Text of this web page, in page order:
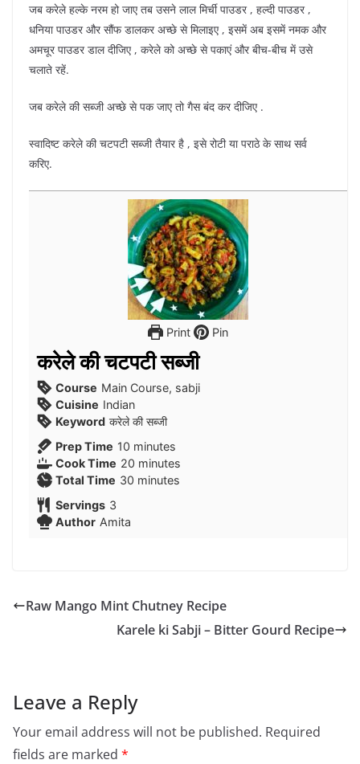
जब करेले हल्के नरम हो जाए तब उसने लाल मिर्ची पाउडर , हल्दी पाउडर ,
धनिया पाउडर और सौंफ डालकर अच्छे से मिलाइए , इसमें अब इसमें नमक और
अमचूर पाउडर डाल दीजिए , करेले को अच्छे से पकाएं और बीच-बीच में उसे
चलाते रहें.
जब करेले की सब्जी अच्छे से पक जाए तो गैस बंद कर दीजिए .
स्वादिष्ट करेले की चटपटी सब्जी तैयार है , इसे रोटी या पराठे के साथ सर्व
करिए.
Print Pin
करेले की चटपटी सब्जी
Course Main Course, sabji
Cuisine Indian
Keyword करेले की सब्जी
Prep Time 10 minutes
minutes
Cook Time 20 minutes
minutes
Total Time 30 minutes
minutes
Servings 3
Author Amita
Raw Mango Mint Chutney Recipe
Karele ki Sabji – Bitter Gourd Recipe
Leave a Reply
Your email address will not be published. Required
fields are marked *